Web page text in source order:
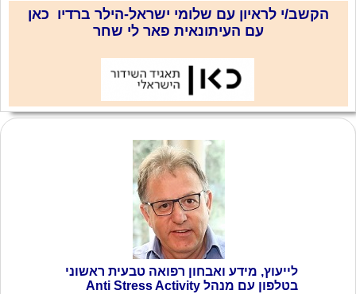
הקשב/י לראיון עם שלומי ישראל-הילר ברדיו כאן
עם העיתונאית פאר לי שחר
לייעוץ, מידע ואבחון רפואה טבעית ראשוני
בטלפון עם מנהל Anti Stress Activity